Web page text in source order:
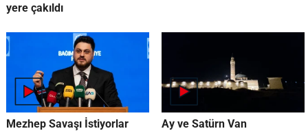
yere çakıldı
Mezhep Savaşı İstiyorlar
Ay ve Satürn Van